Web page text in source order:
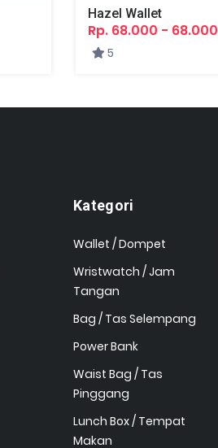
Hazel Wallet
Rp. 68.000 - 68.000
5
Kategori
Wallet / Dompet
Wristwatch / Jam
Tangan
Bag / Tas Selempang
Power Bank
Waist Bag / Tas
Pinggang
Lunch Box / Tempat
Makan